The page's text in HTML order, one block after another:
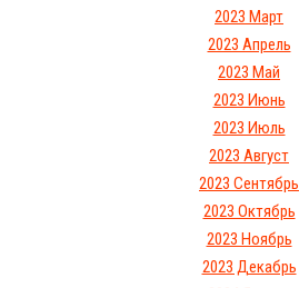
2023 Март
2023 Апрель
2023 Май
2023 Июнь
2023 Июль
2023 Август
2023 Сентябрь
2023 Октябрь
2023 Ноябрь
2023 Декабрь